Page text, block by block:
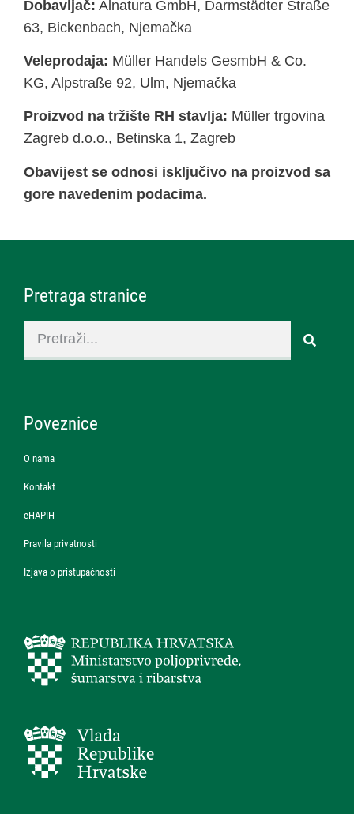
Dobavljač: Alnatura GmbH, Darmstädter Straße
63, Bickenbach, Njemačka
Veleprodaja: Müller Handels GesmbH & Co.
KG, Alpstraße 92, Ulm, Njemačka
Proizvod na tržište RH stavlja: Müller trgovina
Zagreb d.o.o., Betinska 1, Zagreb
Obavijest se odnosi isključivo na proizvod sa
gore navedenim podacima.
Pretraga stranice
Poveznice
O nama
Kontakt
eHAPIH
Pravila privatnosti
Izjava o pristupačnosti